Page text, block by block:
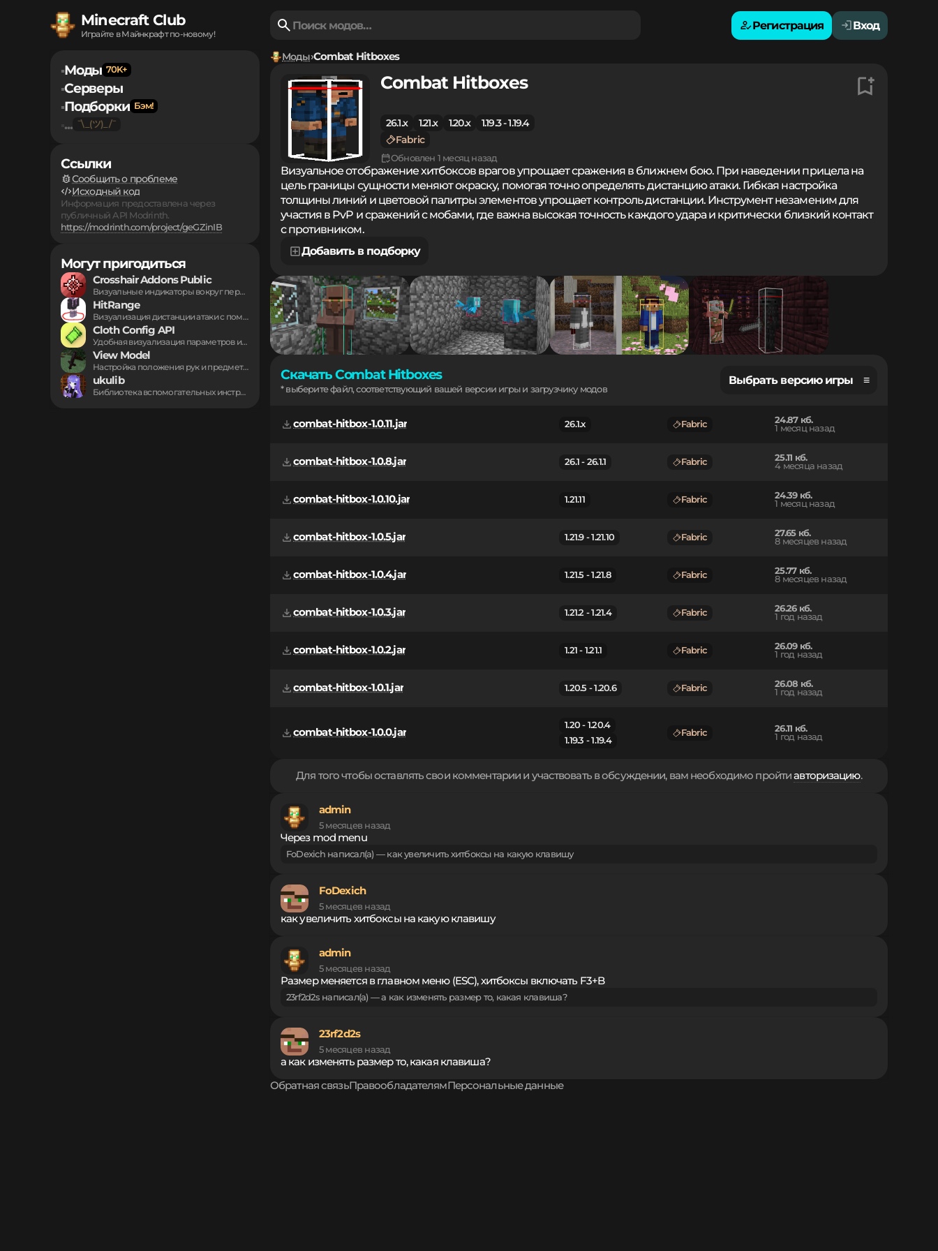
Minecraft Club
Играйте в Майнкрафт по-новому!
Регистрация Вход
▪Моды
▪Серверы
▪Подборки
...
Ссылки
Сообщить о проблеме
Исходный код
Информация предоставлена через
публичный API Modrinth.
https://modrinth.com/project/geGZinIB
Могут пригодиться
Crosshair Addons Public
Визуальные индикаторы вокруг перекрестия прицела упрощают отслеживание...
HitRange
Визуализация дистанции атаки с помощью наглядного круга...
Cloth Config API
Удобная визуализация параметров игровых дополнений прямо внутри...
View Model
Настройка положения рук и предметов в первом...
ukulib
Библиотека вспомогательных инструментов для разработки проектов в...
Моды Combat Hitboxes
Combat Hitboxes
26.1.x 1.21.x 1.20.x
1.19.3 - 1.19.4
Fabric
Обновлен 1 месяц назад
Визуальное отображение хитбоксов врагов упрощает сражения в ближнем бою. При наведении прицела на
цель границы сущности меняют окраску, помогая точно определять дистанцию атаки. Гибкая настройка
толщины линий и цветовой палитры элементов упрощает контроль дистанции. Инструмент незаменим для
участия в PvP и сражений с мобами, где важна высокая точность каждого удара и критически близкий контакт
с противником.
Добавить в подборку
Скачать Combat Hitboxes
* выберите файл, соответствующий вашей версии игры и загрузчику модов
Выбрать версию игры ≡
combat-hitbox-1.0.11.jar 26.1.x Fabric
24.87 кб.
1 месяц назад
combat-hitbox-1.0.8.jar 26.1 - 26.1.1 Fabric
25.11 кб.
4 месяца назад
combat-hitbox-1.0.10.jar 1.21.11 Fabric
24.39 кб.
1 месяц назад
combat-hitbox-1.0.5.jar 1.21.9 - 1.21.10 Fabric
27.65 кб.
8 месяцев назад
combat-hitbox-1.0.4.jar 1.21.5 - 1.21.8 Fabric
25.77 кб.
8 месяцев назад
combat-hitbox-1.0.3.jar 1.21.2 - 1.21.4 Fabric
26.26 кб.
1 год назад
combat-hitbox-1.0.2.jar 1.21 - 1.21.1 Fabric
26.09 кб.
1 год назад
combat-hitbox-1.0.1.jar 1.20.5 - 1.20.6 Fabric
26.08 кб.
1 год назад
combat-hitbox-1.0.0.jar
1.20 - 1.20.4
1.19.3 - 1.19.4
Fabric
26.11 кб.
1 год назад
Для того чтобы оставлять свои комментарии и участвовать в обсуждении, вам необходимо пройтиавторизацию.
admin
5 месяцев назад
Через mod menu
FoDexich написал(а) — как увеличить хитбоксы на какую клавишу
FoDexich
5 месяцев назад
как увеличить хитбоксы на какую клавишу
admin
5 месяцев назад
Размер меняется в главном меню (ESC), хитбоксы включать F3+B
23rf2d2s написал(а) — а как изменять размер то, какая клавиша?
23rf2d2s
5 месяцев назад
а как изменять размер то, какая клавиша?
Обратная связьПравообладателямПерсональные данные